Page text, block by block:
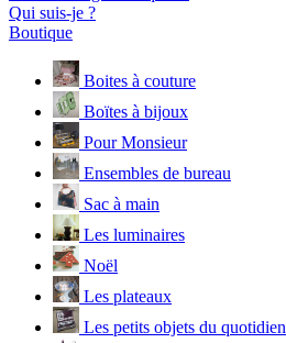
Qui suis-je ?
Boutique
Boites à couture
Boïtes à bijoux
Pour Monsieur
Ensembles de bureau
Sac à main
Les luminaires
Noël
Les plateaux
Les petits objets du quotidien